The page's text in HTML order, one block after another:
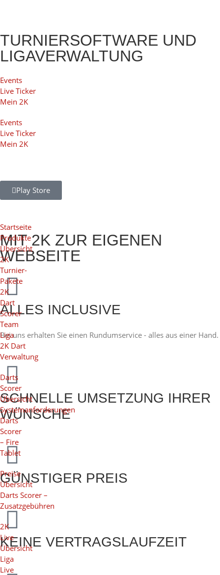
TURNIERSOFTWARE UND
LIGAVERWALTUNG
Events
Live Ticker
Mein 2K
Events
Live Ticker
Mein 2K
Play Store
Startseite
Produkte
Übersicht
2K
Turnier-
Pakete
2K
Dart
Scorer
Team
Liga
2K Dart
Verwaltung
Darts
Scorer
Übersicht
Systemanforderungen
Darts
Scorer
– Fire
Tablet
Preise
Übersicht
Darts Scorer –
Zusatzgebühren
2K
Live
Übersicht
Liga
Live
MIT 2K ZUR EIGENEN
WEBSEITE
ALLES INCLUSIVE
Bei uns erhalten Sie einen Rundumservice - alles aus einer Hand.
SCHNELLE UMSETZUNG IHRER
WÜNSCHE
GÜNSTIGER PREIS
KEINE VERTRAGSLAUFZEIT